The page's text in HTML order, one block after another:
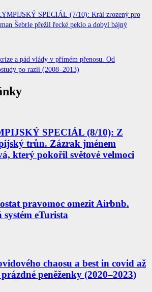
SPECIÁL (7/10): Král zrozený pro
Šebrle přežil řecké peklo a dobyl bájný
a pád vlády v přímém přenosu. Od
po razii (2008–2013)
SPECIÁL (8/10): Z
trůn. Zázrak jménem
který pokořil světové velmoci
pravomoc omezit Airbnb.
systém eTurista
chaosu a best in covid až
peněženky (2020–2023)